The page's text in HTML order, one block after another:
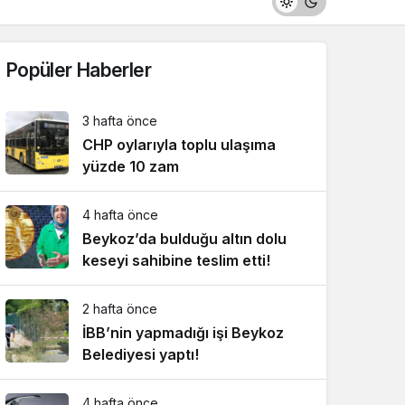
Popüler Haberler
3 hafta önce
CHP oylarıyla toplu ulaşıma
yüzde 10 zam
4 hafta önce
Beykoz’da bulduğu altın dolu
keseyi sahibine teslim etti!
2 hafta önce
İBB’nin yapmadığı işi Beykoz
Belediyesi yaptı!